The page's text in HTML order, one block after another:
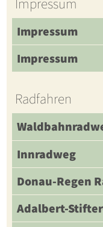
Impressum
Impressum
Radfahren
Innradweg
Donau-Regen
Adalbert-